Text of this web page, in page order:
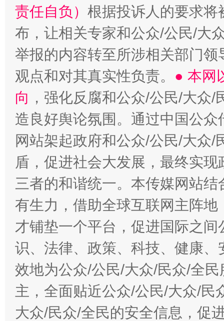
责任自负） 根据投诉人的要求将
布，让相关专家和公众/公民/大
举报的内容转至所涉相关部门
观点和对其真实性负责。 ● 本网
向 ，强化反腐和公众/公民/大众
造良好舆论氛围。通过中国公
网站架起政府和公众/公民/大众
盾，促进社会大发展，最终实
三者的和谐统一。本传媒网站
有生力，借助全球互联网主阵
才铺垫一个平台，促进国际之
识、法律、政策、科技、健康
效地为公众/公民/大众/民众/全
主，全面贴近公众/公民/大众/民
大众/民众/全民的安全信息，促